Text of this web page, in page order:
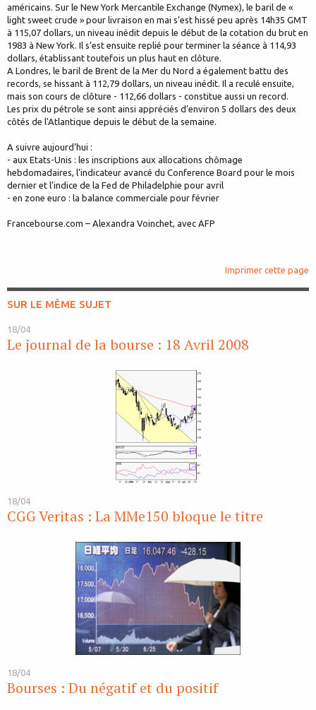
américains. Sur le New York Mercantile Exchange (Nymex), le baril de «
light sweet crude » pour livraison en mai s’est hissé peu après 14h35 GMT
à 115,07 dollars, un niveau inédit depuis le début de la cotation du brut en
1983 à New York. Il s’est ensuite replié pour terminer la séance à 114,93
dollars, établissant toutefois un plus haut en clôture.
A Londres, le baril de Brent de la Mer du Nord a également battu des
records, se hissant à 112,79 dollars, un niveau inédit. Il a reculé ensuite,
mais son cours de clôture - 112,66 dollars - constitue aussi un record.
Les prix du pétrole se sont ainsi appréciés d’environ 5 dollars des deux
côtés de l'Atlantique depuis le début de la semaine.
A suivre aujourd’hui :
- aux Etats-Unis : les inscriptions aux allocations chômage
hebdomadaires, l’indicateur avancé du Conference Board pour le mois
dernier et l’indice de la Fed de Philadelphie pour avril
- en zone euro : la balance commerciale pour février
Francebourse.com – Alexandra Voinchet, avec AFP
Imprimer cette page
SUR LE MÊME SUJET
18/04
Le journal de la bourse : 18 Avril 2008
18/04
CGG Veritas : La MMe150 bloque le titre
18/04
Bourses : Du négatif et du positif